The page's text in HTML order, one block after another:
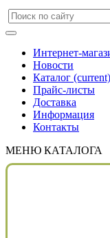
Интернет-
Новости
Каталог (current)
Прайс-листы
Доставка
Информация
Контакты
МЕНЮ КАТАЛОГА